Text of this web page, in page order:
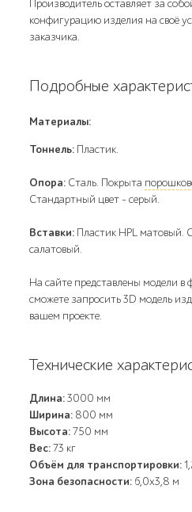
Производитель оставляет за
конфигурацию изделия на своё
заказчика.
Подробные
Материалы:
Тоннель: Пластик.
Опора: Сталь. Покрыта
Стандартный цвет – серый.
Вставки: Пластик HPL матовый.
салатовый.
На сайте представлены модели в
сможете запросить 3D модель
вашем проекте.
Технические
Длина:3000 мм
Ширина: 800 мм
Высота:750 мм
Вес:73 кг
Объём для транспортировки:
Зона безопасности: 6,0x3,8 м